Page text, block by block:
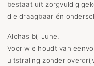
bestaat uit zorgvuldig
die draagbaar én
Alohas bij June.
Voor wie houdt van
uitstraling zonder